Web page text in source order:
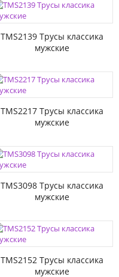
TMS2139 Трусы классика
мужские
TMS2217 Трусы классика
мужские
TMS3098 Трусы классика
мужские
TMS2152 Трусы классика
мужские